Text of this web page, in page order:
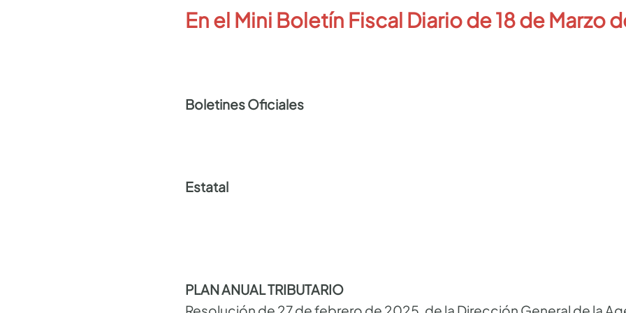
En el Mini Boletín Fiscal Diario de 18de Marzo
Boletines Oficiales
Estatal
PLAN ANUAL TRIBUTARIO